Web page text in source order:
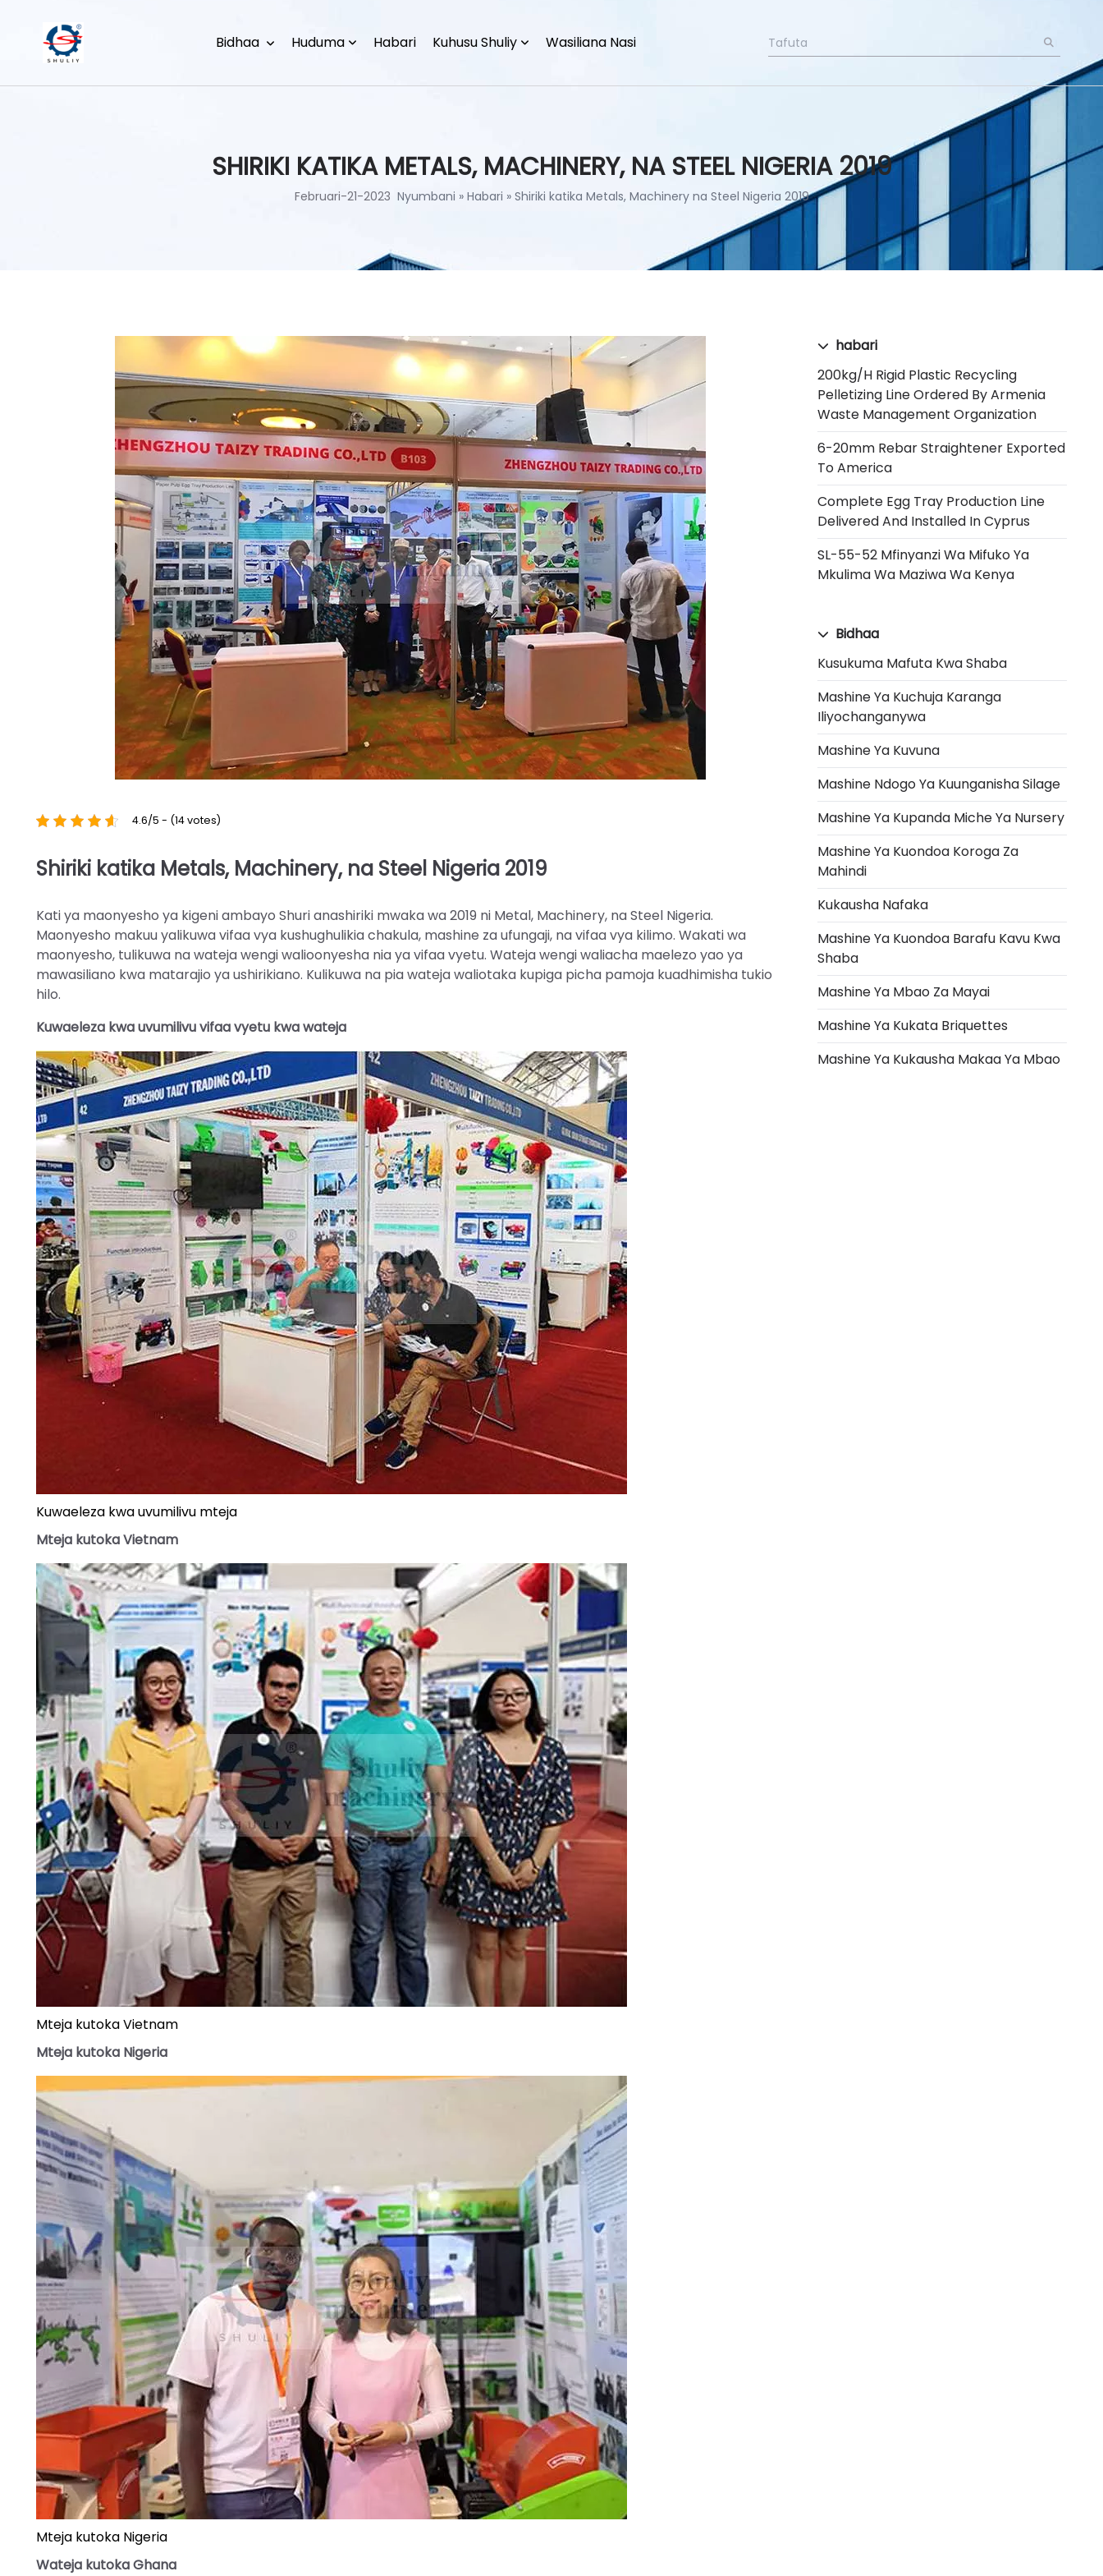
Bidhaa Huduma Habari Kuhusu Shuliy Wasiliana Nasi
SHIRIKI KATIKA METALS, MACHINERY, NA STEEL NIGERIA 2019
Februari-21-2023 Nyumbani » Habari » Shiriki katika Metals, Machinery na Steel Nigeria 2019
4.6/5 - (14 votes)
Shiriki katika Metals, Machinery, na Steel Nigeria 2019
Kati ya maonyesho ya kigeni ambayo Shuri anashiriki mwaka wa 2019 ni Metal, Machinery, na Steel Nigeria.
Maonyesho makuu yalikuwa vifaa vya kushughulikia chakula, mashine za ufungaji, na vifaa vya kilimo. Wakati wa
maonyesho, tulikuwa na wateja wengi walioonyesha nia ya vifaa vyetu. Wateja wengi waliacha maelezo yao ya
mawasiliano kwa matarajio ya ushirikiano. Kulikuwa na pia wateja waliotaka kupiga picha pamoja kuadhimisha tukio
hilo.
Kuwaeleza kwa uvumilivu vifaa vyetu kwa wateja
Kuwaeleza kwa uvumilivu mteja
Mteja kutoka Vietnam
Mteja kutoka Vietnam
Mteja kutoka Nigeria
Mteja kutoka Nigeria
Wateja kutoka Ghana
habari
200kg/h Rigid Plastic Recycling
Pelletizing Line Ordered By Armenia
Waste Management Organization
6-20mm Rebar Straightener Exported
To America
Complete Egg Tray Production Line
Delivered And Installed In Cyprus
SL-55-52 Mfinyanzi Wa Mifuko Ya
Mkulima Wa Maziwa Wa Kenya
Bidhaa
Kusukuma Mafuta Kwa Shaba
Mashine Ya Kuchuja Karanga
Iliyochanganywa
Mashine Ya Kuvuna
Mashine Ndogo Ya Kuunganisha Silage
Mashine Ya Kupanda Miche Ya Nursery
Mashine Ya Kuondoa Koroga Za
Mahindi
Kukausha Nafaka
Mashine Ya Kuondoa Barafu Kavu Kwa
Shaba
Mashine Ya Mbao Za Mayai
Mashine Ya Kukata Briquettes
Mashine Ya Kukausha Makaa Ya Mbao